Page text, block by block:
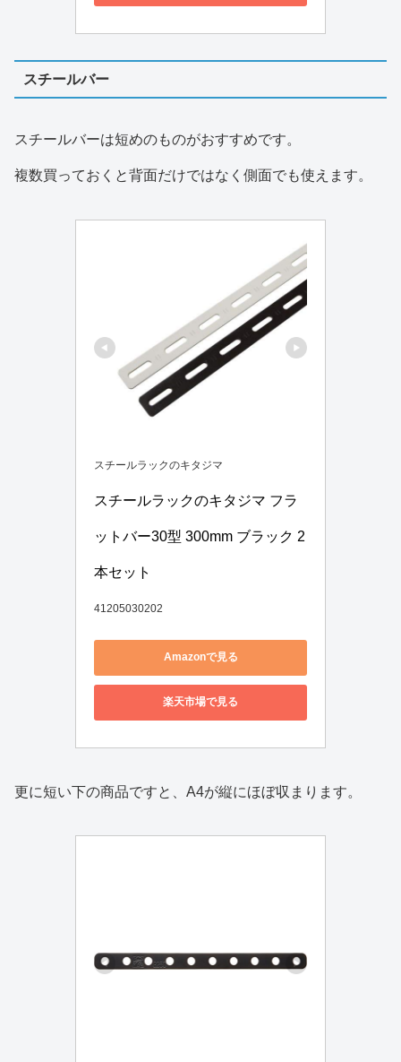
スチールバー
スチールバーは短めのものがおすすめです。
複数買っておくと背面だけではなく側面でも使えます。
スチールラックのキタジマ
スチールラックのキタジマ フラ
ットバー30型 300mm ブラック 2
本セット
41205030202
Amazonで見る
楽天市場で見る
更に短い下の商品ですと、A4が縦にほぼ収まります。